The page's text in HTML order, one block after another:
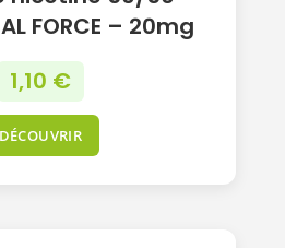
FORCE – 20mg
1,10 €
DÉCOUVRIR